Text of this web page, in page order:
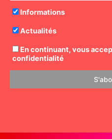
Informations
Actualités
En continuant, vous
confidentialité